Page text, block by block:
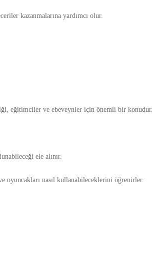
kazanmalarına yardımcı olur.
eğitimciler ve ebeveynler için önemli bir konudur.
ele alınır.
oyuncakları nasıl kullanabileceklerini öğrenirler.